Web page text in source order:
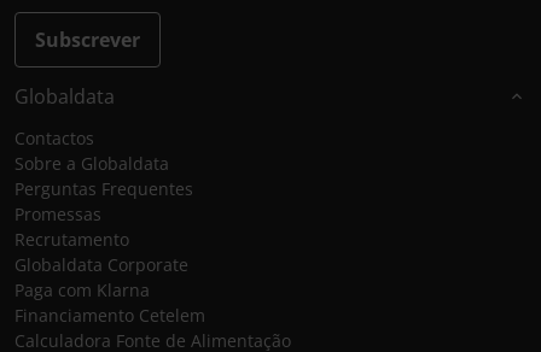
Subscrever
Globaldata
Contactos
Sobre a Globaldata
Perguntas Frequentes
Promessas
Recrutamento
Globaldata Corporate
Paga com Klarna
Financiamento Cetelem
Calculadora Fonte de Alimentação